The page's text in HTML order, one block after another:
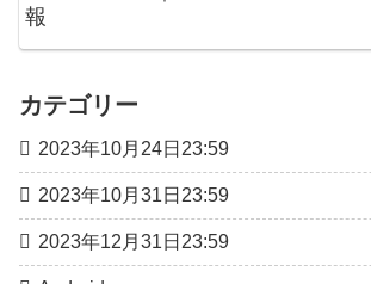
報
カテゴリー
2023年10月24日23:59
2023年10月31日23:59
2023年12月31日23:59